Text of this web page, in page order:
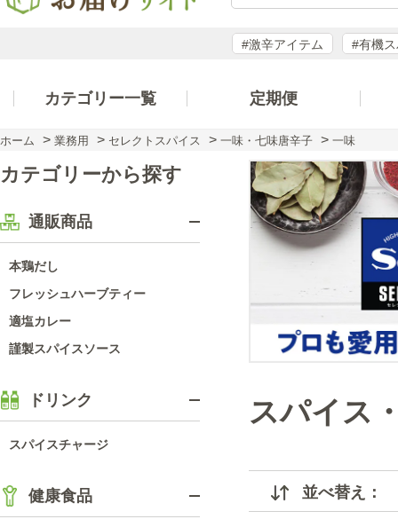
#激辛アイテム #有機
カテゴリー一覧 定期便
ホーム > 業務用 > セレクトスパイス > 一味・七味唐辛子 > 一味
カテゴリーから探す
通販商品
本鶏だし
フレッシュハーブティー
適塩カレー
謹製スパイスソース
ドリンク
スパイスチャージ
健康食品
スパイス
並べ替え：